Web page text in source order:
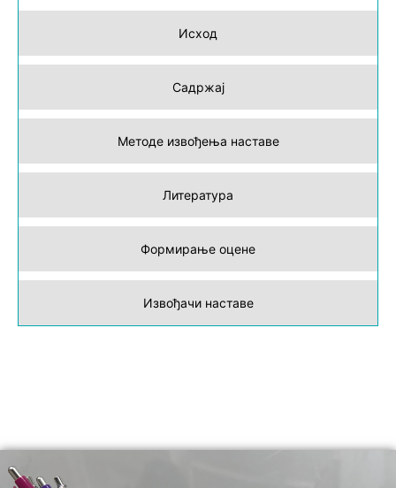
Исход
Садржај
Методе извођења наставе
Литература
Формирање оцене
Извођачи наставе